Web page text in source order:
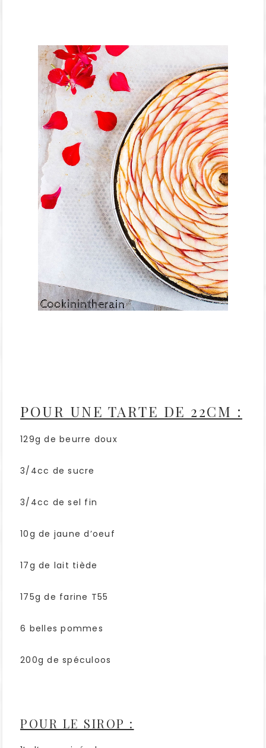
POUR UNE TARTE DE 22CM :
129g de beurre doux
3/4cc de sucre
3/4cc de sel fin
10g de jaune d’oeuf
17g de lait tiède
175g de farine T55
6 belles pommes
200g de spéculoos
POUR LE SIROP :